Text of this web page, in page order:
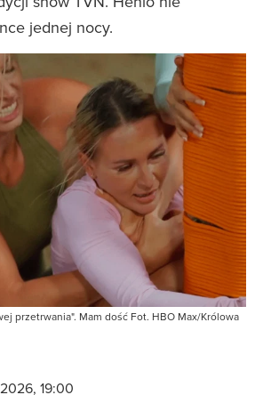
jednej nocy.
przetrwania". Mam dość Fot. HBO Max/Królowa
19:00